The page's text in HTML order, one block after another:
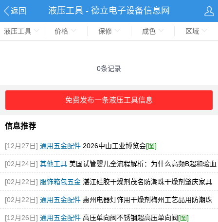
返回 液压工具 - 德立电子设备信息网
液压工具 价格 保修 成色 区域
0条记录
免费发布一条液压工具信息
信息推荐
[12月27日] 通用五金配件 2026中山工业博览会[图]
[02月24日] 其他工具 美国试管婴儿全流程解析：为什么高频B超和验血
检查是成功的关键
[02月22日] 服饰箱包五金 湛江硅胶干燥剂茂名防潮珠干燥剂肇庆家具
用干燥剂
[02月22日] 通用五金配件 惠州电器灯饰用干燥剂梅州工艺品用防潮珠
干燥剂东莞干燥剂厂家
[12月26日] 通用五金配件 高压单向阀不锈钢超高压单向阀[图]